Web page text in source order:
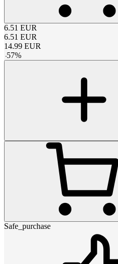
6.51 EUR
6.51 EUR
14.99 EUR
-57%
Safe_purchase